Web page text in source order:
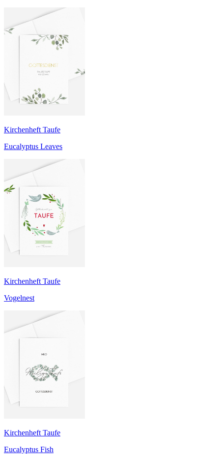
Kirchenheft Taufe
Eucalyptus Leaves
Kirchenheft Taufe
Vogelnest
Kirchenheft Taufe
Eucalyptus Fish